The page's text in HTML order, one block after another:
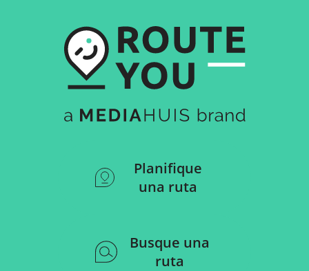
Planifique
una ruta
Busque una
ruta